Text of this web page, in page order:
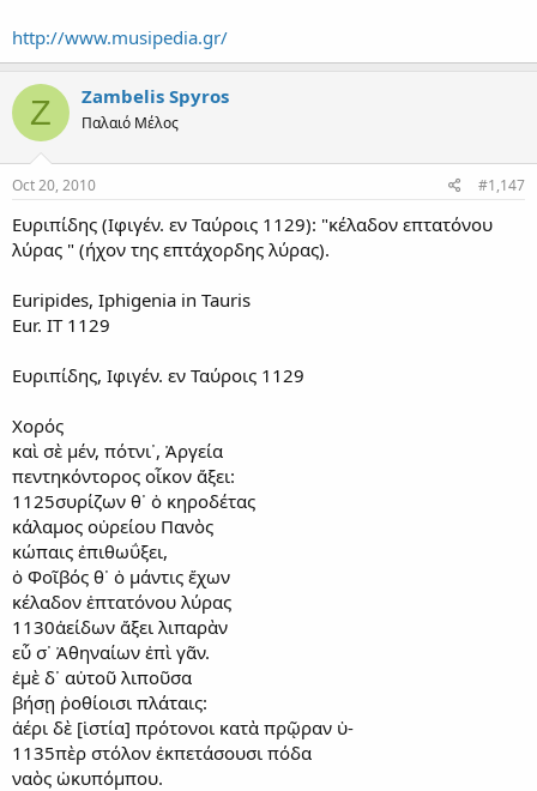
http://www.musipedia.gr/
Z Zambelis Spyros
Παλαιό Μέλος
Oct 20, 2010 #1,147
Ευριπίδης (Ιφιγέν. εν Ταύροις 1129): "κέλαδον επτατόνου
λύρας " (ήχον της επτάχορδης λύρας).
Euripides, Iphigenia in Tauris
Eur. IT 1129
Ευριπίδης, Ιφιγέν. εν Ταύροις 1129
Χορός
καὶ σὲ μέν, πότνι᾽, Ἀργεία
πεντηκόντορος οἶκον ἄξει:
1125συρίζων θ᾽ ὁ κηροδέτας
κάλαμος οὐρείου Πανὸς
κώπαις ἐπιθωΰξει,
ὁ Φοῖβός θ᾽ ὁ μάντις ἔχων
κέλαδον ἑπτατόνου λύρας
1130ἀείδων ἄξει λιπαρὰν
εὖ σ᾽ Ἀθηναίων ἐπὶ γᾶν.
ἐμὲ δ᾽ αὐτοῦ λιποῦσα
βήσῃ ῥοθίοισι πλάταις:
ἀέρι δὲ [ἱστία] πρότονοι κατὰ πρῷραν ὑ-
1135πὲρ στόλον ἐκπετάσουσι πόδα
ναὸς ὠκυπόμπου.